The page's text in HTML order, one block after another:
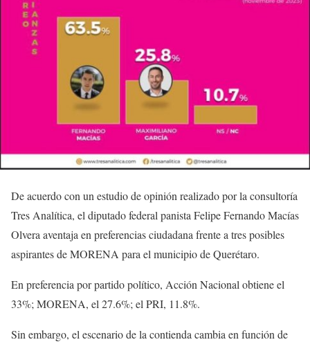
De acuerdo con un estudio de opinión realizado por la consultoría
Tres Analítica, el diputado federal panista Felipe Fernando Macías
Olvera aventaja en preferencias ciudadana frente a tres posibles
aspirantes de MORENA para el municipio de Querétaro.
En preferencia por partido político, Acción Nacional obtiene el
33%; MORENA, el 27.6%; el PRI, 11.8%.
Sin embargo, el escenario de la contienda cambia en función de